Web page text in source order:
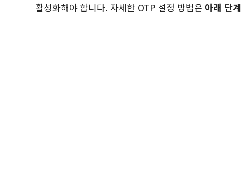
활성화해야 합니다. 자세한 OTP 설정 방법은 아래 단계